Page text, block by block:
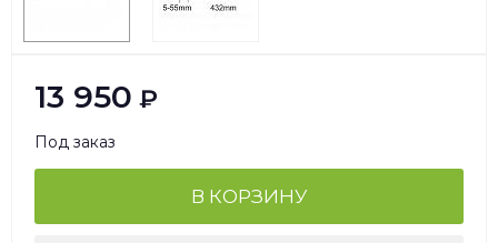
13 950 ₽
Под заказ
В КОРЗИНУ